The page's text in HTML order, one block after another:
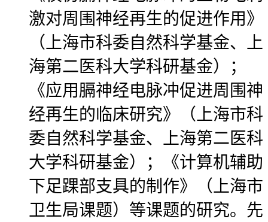
激对周围神经再生的促进作用》
（上海市科委自然科学基金、上
海第二医科大学科研基金）；
《应用膈神经电脉冲促进周围神
经再生的临床研究》（上海市科
委自然科学基金、上海第二医科
大学科研基金）；《计算机辅助
下足踝部支具的制作》（上海市
卫生局课题）等课题的研究。先